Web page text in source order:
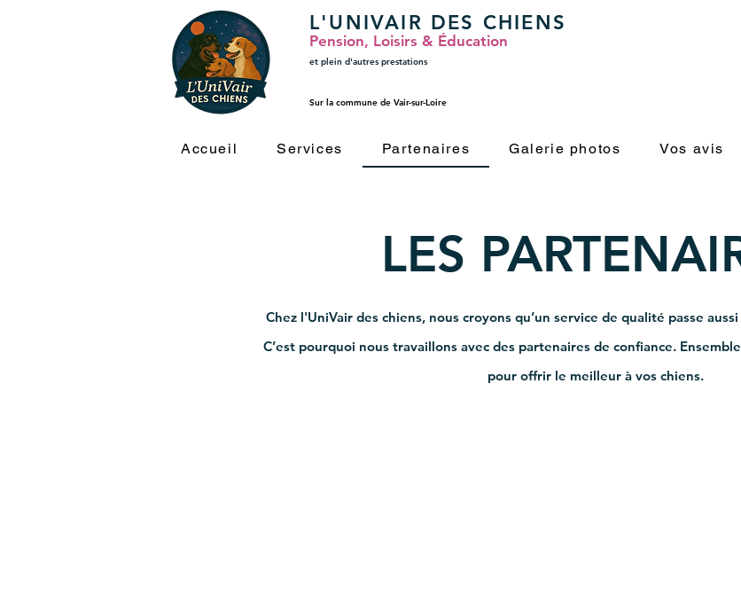
L'UNIVAIR DES CHIENS
Pension, Loisirs & Éducation
et plein d'autres prestations
Sur la commune de Vair-sur-Loire
Accueil Services Partenaires Galerie photos Vos avis
LES
Chez l'UniVair des chiens, nous croyons qu’un service de qualité passe
C’est pourquoi nous travaillons avec des partenaires de confiance.
pour offrir le meilleur à vos chiens.